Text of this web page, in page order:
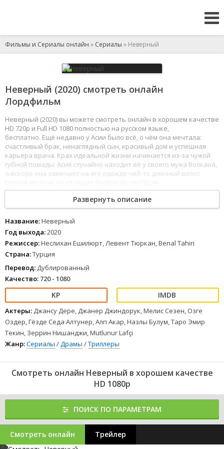
Фильмы и Сериалы онлайн » Сериалы » Неверный
Неверный (2020) смотреть онлайн
Лордфильм
Неверный (2020) вы можете смотреть онлайн в хорошем качестве
HD 720p и Full HD 1080 полностью на русском языке,
бесплатно. Ещё недавно у Асии было всё, о чём она мечтала:
счастливый брак, ненаглядный сын, красивый дом и успешная
карьера врача. Крах идеальной жизни начинается из-за чужой
губной помады. Асия случайно находит её у своего мужа Волкана,
а вскоре она замечает на его одежде чей-то длинный волос.
бы. Они оказываются первыми маленькими уликами,
проливающими свет на большое предательство. Шаг за шагом
раскрывая обман своего любимого мужа, Асия убеждается,
что никто не ранит сильнее, чем близкие.
Развернуть описание
Название:Неверный
Год выхода:2020
Режиссер:Неслихан Ешилюрт, Левент Тюркан, Benal Tahiri
Страна:Турция
Перевод: Дублированный
Качество: 720 - 1080
Актеры: Джансу Дере, Джанер Джиндорук, Мелис Сезен, Озге
Оздер, Гёзде Седа Алтунер, Алп Акар, Назлы Булум, Таро Эмир
Текин, Зеррин Нишанджи, Mutlunur Lafçi
Жанр:Сериалы /Драмы /Триллеры
Смотреть онлайн Неверный в хорошем качестве
HD 1080p
ПОИСК ПО ПАРАМЕТРАМ
Смотреть онлайн Трейлер